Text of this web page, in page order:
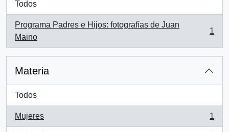
Todos
Programa Padres e Hijos: fotografías de Juan
Maino
, 1 resultados
1
Materia
Todos
Mujeres
, 1 resultados
1